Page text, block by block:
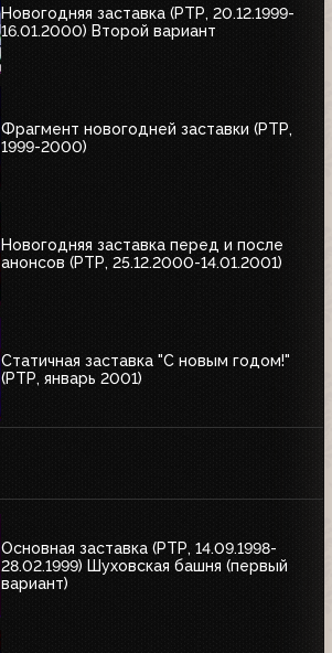
Новогодняя заставка (РТР, 20.12.1999-
16.01.2000) Второй вариант
Фрагмент новогодней заставки (РТР,
1999-2000)
Новогодняя заставка перед и после
анонсов (РТР, 25.12.2000-14.01.2001)
Статичная заставка "С новым годом!"
(РТР, январь 2001)
Основная заставка (РТР, 14.09.1998-
28.02.1999) Шуховская башня (первый
вариант)